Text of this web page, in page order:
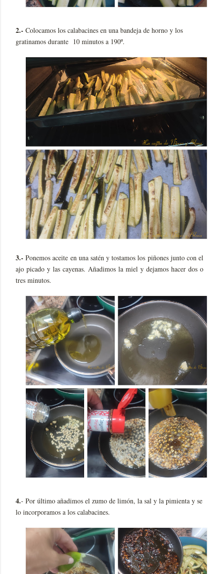
2.- Colocamos los calabacines en una bandeja de horno y los
gratinamos durante 10 minutos a 190º.
3.- Ponemos aceite en una satén y tostamos los piñones junto con el
ajo picado y las cayenas. Añadimos la miel y dejamos hacer dos o
tres minutos.
4.- Por último añadimos el zumo de limón, la sal y la pimienta y se
lo incorporamos a los calabacines.